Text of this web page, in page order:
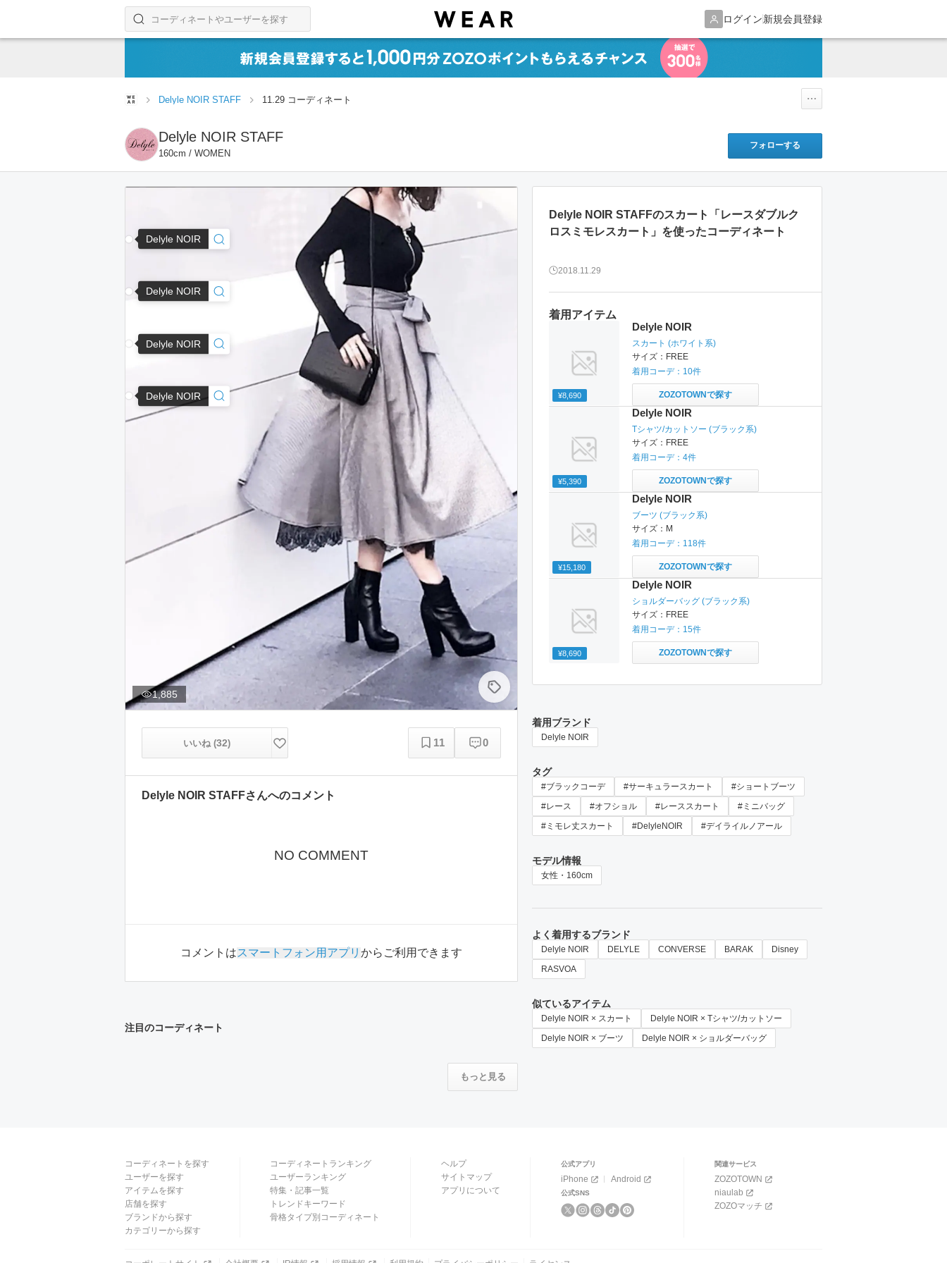
ログイン新規会員登録
コーディネートやユーザーを探す
検索する
Delyle NOIR STAFF 11.29 コーディネート
Delyle NOIR STAFF
160cm / WOMEN
フォローする
Delyle NOIR
Delyle NOIR
Delyle NOIR
Delyle NOIR
1,885
いいね (32) 11 0
Delyle NOIR STAFFさんへのコメント
NO COMMENT
コメントはスマートフォン用アプリ からご利用できます
着用アイテム
¥8,690
Delyle NOIR
スカート (ホワイト系)
サイズ： FREE
着用コーデ： 10件
ZOZOTOWNで探す
¥5,390
Delyle NOIR
Tシャツ/カットソー (ブラック系)
サイズ： FREE
着用コーデ： 4件
ZOZOTOWNで探す
¥15,180
Delyle NOIR
ブーツ (ブラック系)
サイズ： M
着用コーデ： 118件
ZOZOTOWNで探す
¥8,690
Delyle NOIR
ショルダーバッグ (ブラック系)
サイズ： FREE
着用コーデ： 15件
ZOZOTOWNで探す
Delyle NOIR STAFFのスカート「レースダブルク
ロスミモレスカート」を使ったコーディネート
2018.11.29
着用ブランド
Delyle NOIR
タグ
#ブラックコーデ #サーキュラースカート
#ショートブーツ
#レース
#オフショル #レーススカート
#ミニバッグ
#ミモレ丈スカート
#DelyleNOIR #デイライルノアール
モデル情報
女性・160cm
よく着用するブランド
Delyle NOIR DELYLE CONVERSE BARAK
Disney
RASVOA
似ているアイテム
Delyle NOIR × スカート
Delyle NOIR × Tシャツ/カットソー
Delyle NOIR × ブーツ
Delyle NOIR × ショルダーバッグ
注目のコーディネート
もっと見る
コーディネートを探す
ユーザーを探す
アイテムを探す
店舗を探す
ブランドから探す
カテゴリーから探す
コーディネートランキング
ユーザーランキング
特集・記事一覧
トレンドキーワード
骨格タイプ別コーディネート
ヘルプ
サイトマップ
アプリについて
公式アプリ
iPhone Android
公式SNS
関連サービス
ZOZOTOWN
niaulab
ZOZOマッチ